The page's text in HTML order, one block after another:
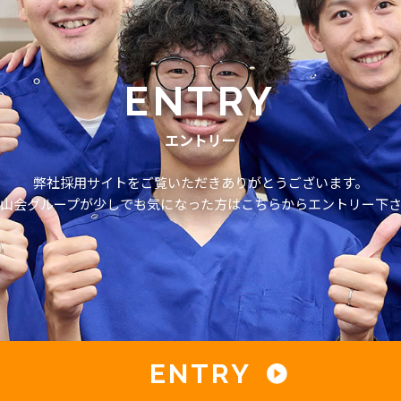
ENTRY
エントリー
弊社採用サイトをご覧いただきありがとうございます。
会グループが少しでも気になった方はこちらからエントリー下
ENTRY